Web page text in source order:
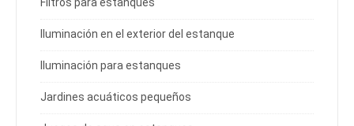
Iluminación en el exterior del estanque
Iluminación para estanques
Jardines acuáticos pequeños